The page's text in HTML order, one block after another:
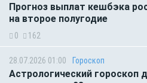
Прогноз выплат кешбэка
на второе полугодие
0 162
28.07.2026 01:00 Гороскоп
Астрологический гороскоп